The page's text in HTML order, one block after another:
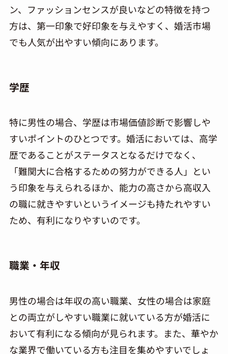
ン、ファッションセンスが良いなどの特徴を持つ
方は、第一印象で好印象を与えやすく、婚活市場
でも人気が出やすい傾向にあります。
学歴
特に男性の場合、学歴は市場価値診断で影響しや
すいポイントのひとつです。婚活においては、高学
歴であることがステータスとなるだけでなく、
「難関大に合格するための努力ができる人」とい
う印象を与えられるほか、能力の高さから高収入
の職に就きやすいというイメージも持たれやすい
ため、有利になりやすいのです。
職業・年収
男性の場合は年収の高い職業、女性の場合は家庭
との両立がしやすい職業に就いている方が婚活に
おいて有利になる傾向が見られます。また、華やか
な業界で働いている方も注目を集めやすいでしょ